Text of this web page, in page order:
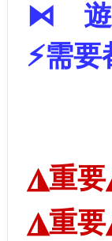
⧑
⚡需
◮重
◮重